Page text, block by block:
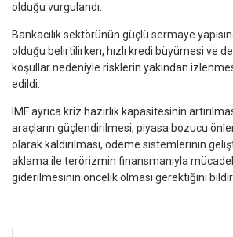
olduğu vurgulandı.
Bankacılık sektörünün güçlü sermaye
olduğu belirtilirken, hızlı kredi büyümesi ve
koşullar nedeniyle risklerin yakından
edildi.
IMF ayrıca kriz hazırlık kapasitesinin
araçların güçlendirilmesi, piyasa bozucu
olarak kaldırılması, ödeme sistemlerinin
aklama ile terörizmin finansmanıyla
giderilmesinin öncelik olması gerektiğini